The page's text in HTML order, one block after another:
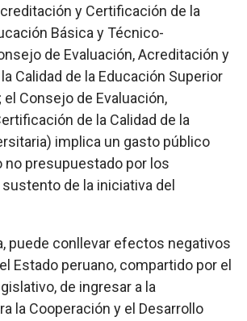
y Certificación de la
Básica y Técnico-
de Evaluación, Acreditación y
Calidad de la Educación Superior
el Consejo de Evaluación,
de la Calidad de la
implica un gasto público
no presupuestado por los
de la iniciativa del
puede conllevar efectos negativos
Estado peruano, compartido por el
de ingresar a la
la Cooperación y el Desarrollo